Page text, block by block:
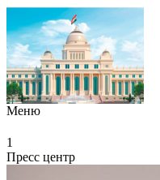
Меню
1
Пресс центр